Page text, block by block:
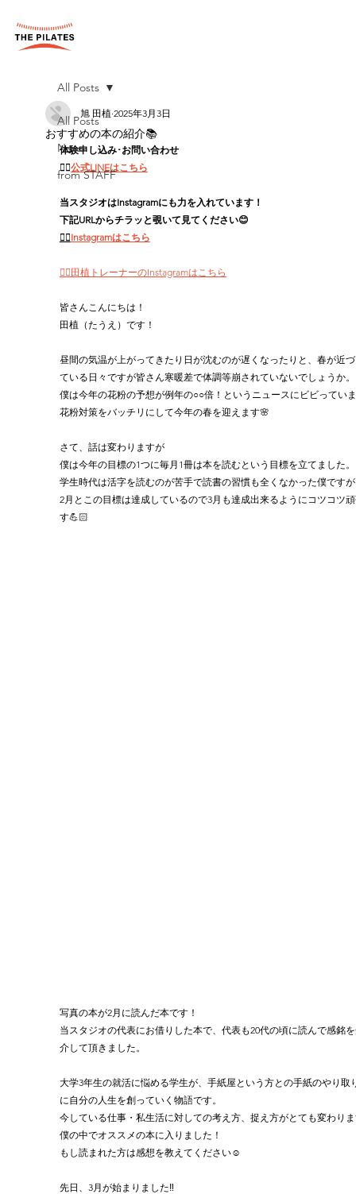
All Posts
News
from STAFF
All Posts
おすすめの本の紹介📚
旭 田植 2025年3月3日
体験申し込み･お問い合わせ
👉🏻公式LINEはこちら
当スタジオはInstagramにも力を入れています！
下記URLからチラッと覗いて見てください😊
👉🏻Instagramはこちら
👉🏻田植トレーナーのInstagramはこちら
皆さんこんにちは！
田植（たうえ）です！
昼間の気温が上がってきたり日が沈むのが遅くなったりと、春が近
ている日々ですが皆さん寒暖差で体調等崩されていないでしょうか。
僕は今年の花粉の予想が例年の○○倍！というニュースにビビっていま
花粉対策をバッチリにして今年の春を迎えます🌸
さて、話は変わりますが
僕は今年の目標の1つに毎月1冊は本を読むという目標を立てました。
学生時代は活字を読むのが苦手で読書の習慣も全くなかった僕です
2月とこの目標は達成しているので3月も達成出来るようにコツコツ
す💪🏻
写真の本が2月に読んだ本です！
当スタジオの代表にお借りした本で、代表も20代の頃に読んで感銘
介して頂きました。
大学3年生の就活に悩める学生が、手紙屋という方との手紙のやり取
に自分の人生を創っていく物語です。
今している仕事・私生活に対しての考え方、捉え方がとても変わり
僕の中でオススメの本に入りました！
もし読まれた方は感想を教えてください☺️
先日、3月が始まりました‼️